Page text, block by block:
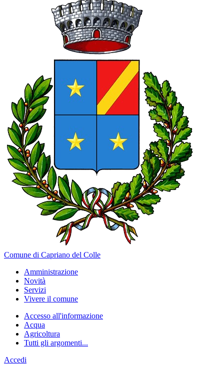
Comune di Capriano del Colle
Amministrazione
Novità
Servizi
Vivere il comune
Accesso all'informazione
Acqua
Agricoltura
Tutti gli argomenti...
Accedi